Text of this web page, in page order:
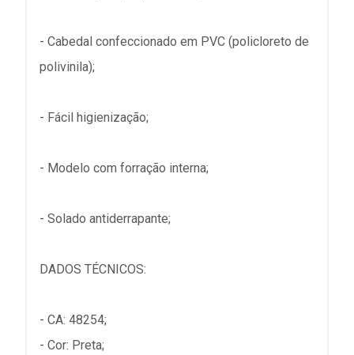
- Cabedal confeccionado em PVC (policloreto de
polivinila);
- Fácil higienização;
- Modelo com forração interna;
- Solado antiderrapante;
DADOS TÉCNICOS:
- CA: 48254;
- Cor: Preta;